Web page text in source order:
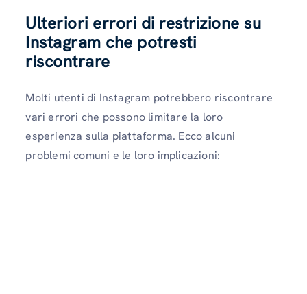
Ulteriori errori di restrizione su
Instagram che potresti
riscontrare
Molti utenti di Instagram potrebbero riscontrare
vari errori che possono limitare la loro
esperienza sulla piattaforma. Ecco alcuni
problemi comuni e le loro implicazioni: